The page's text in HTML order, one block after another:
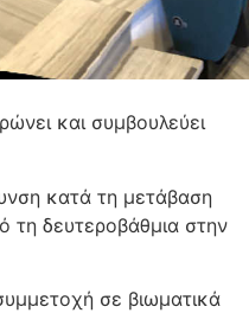
και συμβουλεύει
κατά τη μετάβαση
δευτεροβάθμια στην
σε βιωματικά